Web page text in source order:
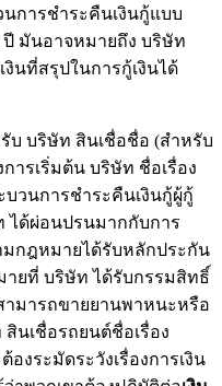
การชำระคืนเงินกู้แบบ
มันอาจหมายถึง บริษัท
นที่สรุปในการกู้เงินได้
บ บริษัท สินเชื่อชื่อ (สำหรับ
รเริ่มต้น บริษัท ชื่อเรื่อง
วนการชำระคืนเงินกู้ผู้กู้
ได้ผ่อนปรนมากกับการ
กฎหมายได้รับหลักประกัน
ยที่ บริษัท ได้รับกรรมสิทธิ์
มารถขายยานพาหนะหรือ
นเชื่อรถยนต์ชื่อเรื่อง
งระมัดระวังเรื่องการเงิน